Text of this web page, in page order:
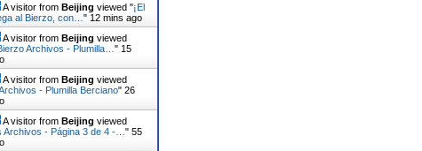
A visitor from Beijing viewed "¡El
al Bierzo, con… " 12 mins ago
A visitor from Beijing viewed
Archivos - Plumilla… " 15
A visitor from Beijing viewed
- Plumilla Berciano" 26
A visitor from Beijing viewed
Archivos - Página 3 de 4 -… " 55